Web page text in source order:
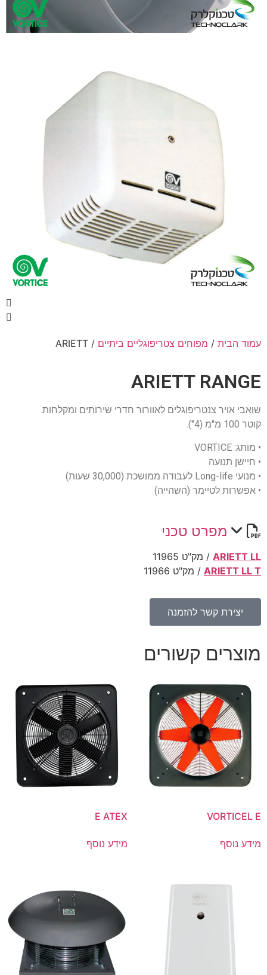
עמוד הבית / מפוחים צטריפוגליים ביתיים / ARIETT
ARIETT RANGE
שואבי אויר צנטריפוגלים לאוורור חדרי שירותים ומקלחות.
קוטר 100 מ"מ (4").
• מותג: VORTICE
• חיישן תנועה
• מנועי Long-life לעבודה ממושכת (30,000 שעות)
• אפשרות לטיימר (השהייה)
מפרט טכני
ARIETT LL / מק"ט 11965
ARIETT LL T / מק"ט 11966
יצירת קשר להזמנה
מוצרים קשורים
VORTICEL E
מידע נוסף
E ATEX
מידע נוסף